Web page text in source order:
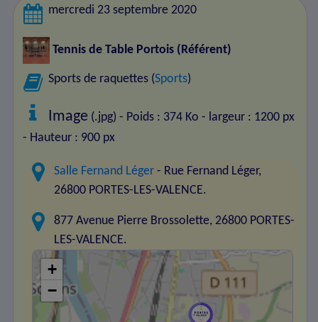
mercredi 23 septembre 2020
Tennis de Table Portois (Référent)
Sports de raquettes (Sports)
Image (.jpg) - Poids : 374 Ko - largeur : 1200 px
- Hauteur : 900 px
Salle Fernand Léger - Rue Fernand Léger,
26800 PORTES-LES-VALENCE.
877 Avenue Pierre Brossolette, 26800 PORTES-
LES-VALENCE.
+
−